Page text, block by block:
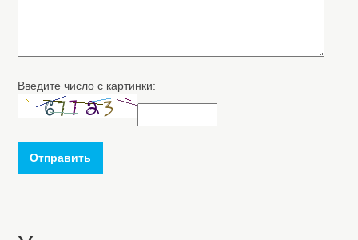
Введите число с картинки:
Отправить